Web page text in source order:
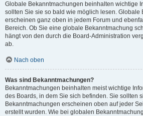
Globale Bekanntmachungen beinhalten wichtige
sollten Sie sie so bald wie möglich lesen. Globale
erscheinen ganz oben in jedem Forum und
Bereich. Ob Sie eine globale Bekanntmachung
hängt von den durch die Board-Administration
ab.
Nach oben
Was sind Bekanntmachungen?
Bekanntmachungen beinhalten meist wichtige
des Boards, in dem Sie sich befinden. Sie sollten
Bekanntmachungen erscheinen oben auf jeder
erstellt wurden. Wie bei globalen